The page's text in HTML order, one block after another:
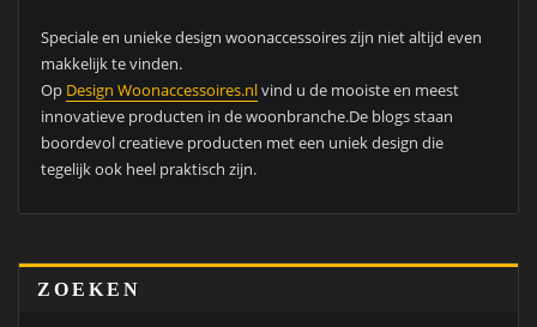
Speciale en unieke design woonaccessoires zijn niet altijd even
makkelijk te vinden.
Op Design Woonaccessoires.nlvind u de mooiste en meest
innovatieve producten in de woonbranche.De blogs staan
boordevol creatieve producten met een uniek design die
tegelijk ook heel praktisch zijn.
ZOEKEN